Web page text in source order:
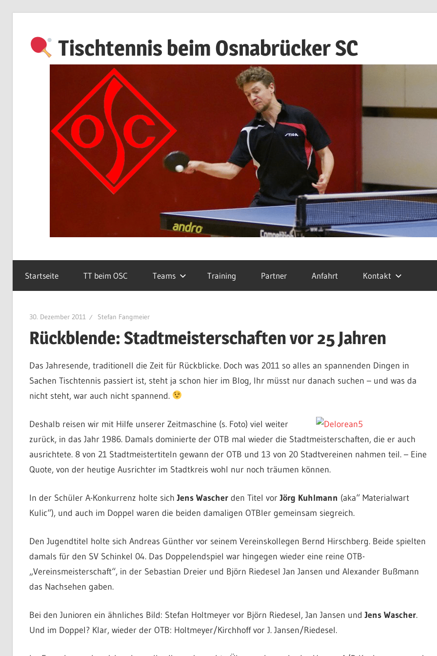
springen
Tischtennis beim Osnabrücker SC
Startseite TT beim OSC Teams Training Partner Anfahrt Kontakt
30. Dezember 2011 Stefan Fangmeier
Rückblende: Stadtmeisterschaften vor 25 Jahren
Das Jahresende, traditionell die Zeit für Rückblicke. Doch was 2011 so alles an spannenden Dingen in
Sachen Tischtennis passiert ist, steht ja schon hier im Blog, Ihr müsst nur danach suchen – und was da
nicht steht, war auch nicht spannend.
Deshalb reisen wir mit Hilfe unserer Zeitmaschine (s. Foto) viel weiter
zurück, in das Jahr 1986. Damals dominierte der OTB mal wieder die Stadtmeisterschaften, die er auch
ausrichtete. 8 von 21 Stadtmeistertiteln gewann der OTB und 13 von 20 Stadtvereinen nahmen teil. – Eine
Quote, von der heutige Ausrichter im Stadtkreis wohl nur noch träumen können.
In der Schüler A-Konkurrenz holte sichJens Wascherden Titel vorJörg Kuhlmann (aka“ Materialwart
Kulic“), und auch im Doppel waren die beiden damaligen OTBler gemeinsam siegreich.
Den Jugendtitel holte sich Andreas Günther vor seinem Vereinskollegen Bernd Hirschberg. Beide spielten
damals für den SV Schinkel 04. Das Doppelendspiel war hingegen wieder eine reine OTB-
„Vereinsmeisterschaft“, in der Sebastian Dreier und Björn Riedesel Jan Jansen und Alexander Bußmann
das Nachsehen gaben.
Bei den Junioren ein ähnliches Bild: Stefan Holtmeyer vor Björn Riedesel, Jan Jansen undJens Wascher.
Und im Doppel? Klar, wieder der OTB: Holtmeyer/Kirchhoff vor J. Jansen/Riedesel.